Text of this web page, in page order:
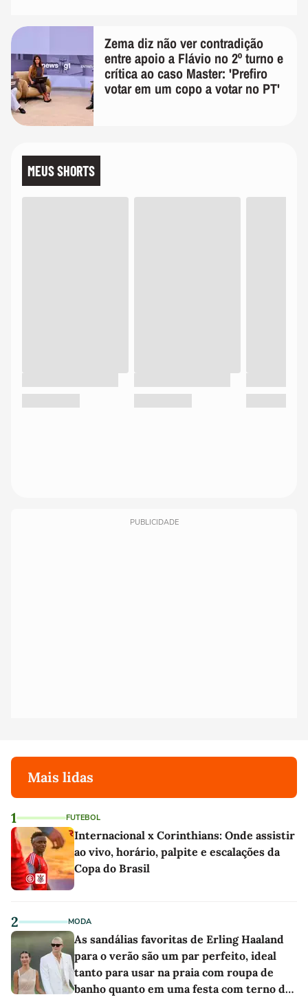
Zema diz não ver contradição
entre apoio a Flávio no 2º turno e
crítica ao caso Master: 'Prefiro
votar em um copo a votar no PT'
MEUS SHORTS
PUBLICIDADE
Mais lidas
1 FUTEBOL
Internacional x Corinthians: Onde assistir
ao vivo, horário, palpite e escalações da
Copa do Brasil
2 MODA
As sandálias favoritas de Erling Haaland
para o verão são um par perfeito, ideal
tanto para usar na praia com roupa de
banho quanto em uma festa com terno de